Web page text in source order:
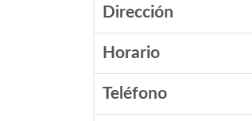
Dirección
Horario
Teléfono